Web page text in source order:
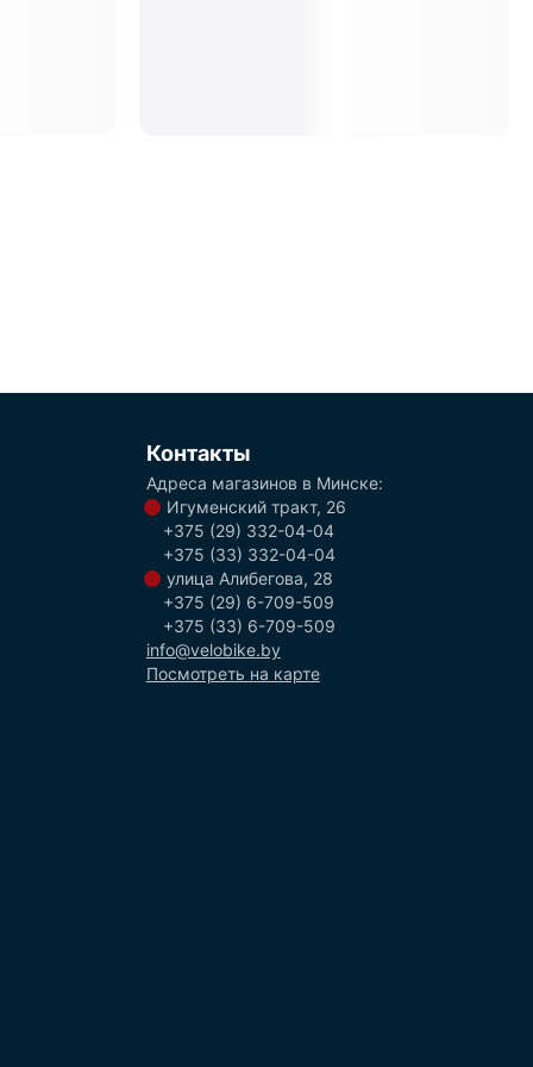
Контакты
Адреса магазинов в Минске:
Игуменский тракт, 26
+375 (29) 332-04-04
+375 (33) 332-04-04
улица Алибегова, 28
+375 (29) 6-709-509
+375 (33) 6-709-509
info@velobike.by
Посмотреть на карте